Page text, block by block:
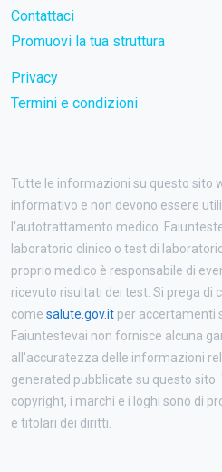
Contattaci
Promuovi la tua struttura
Privacy
Termini e condizioni
Tutte le informazioni su questo sito
informativo e non devono essere
l'autotrattamento medico.
laboratorio clinico o test di
proprio medico è responsabile di
ricevuto risultati dei test. Si prega di
come salute.gov.it per accertamenti
Faiuntestevai non fornisce alcuna
all'accuratezza delle informazioni
generated pubblicate su questo
copyright, i marchi e i loghi sono di
e titolari dei diritti.